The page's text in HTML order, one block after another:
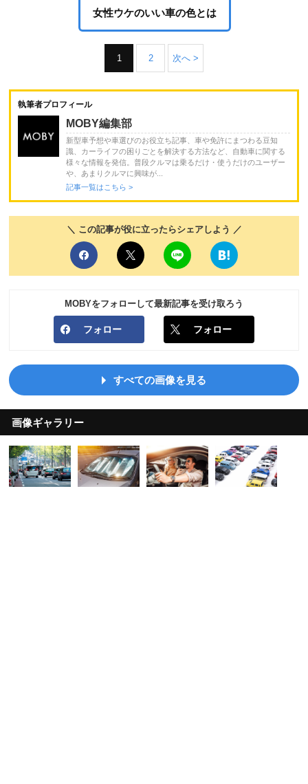
女性ウケのいい車の色とは
1 2 次へ >
執筆者プロフィール
MOBY編集部
新型車予想や車選びのお役立ち記事、車や免許にまつわる豆知
識、カーライフの困りごとを解決する方法など、自動車に関する
様々な情報を発信。普段クルマは乗るだけ・使うだけのユーザー
や、あまりクルマに興味が...
記事一覧はこちら >
＼ この記事が役に立ったらシェアしよう ／
MOBYをフォローして最新記事を受け取ろう
フォロー フォロー
すべての画像を見る
画像ギャラリー